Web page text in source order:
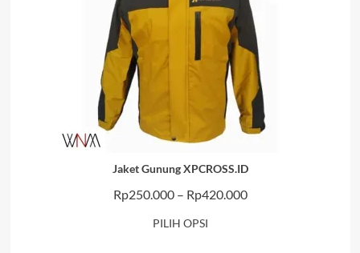
Jaket Gunung XPCROSS.ID
Rp250.000 – Rp420.000Rentang
PILIH OPSI